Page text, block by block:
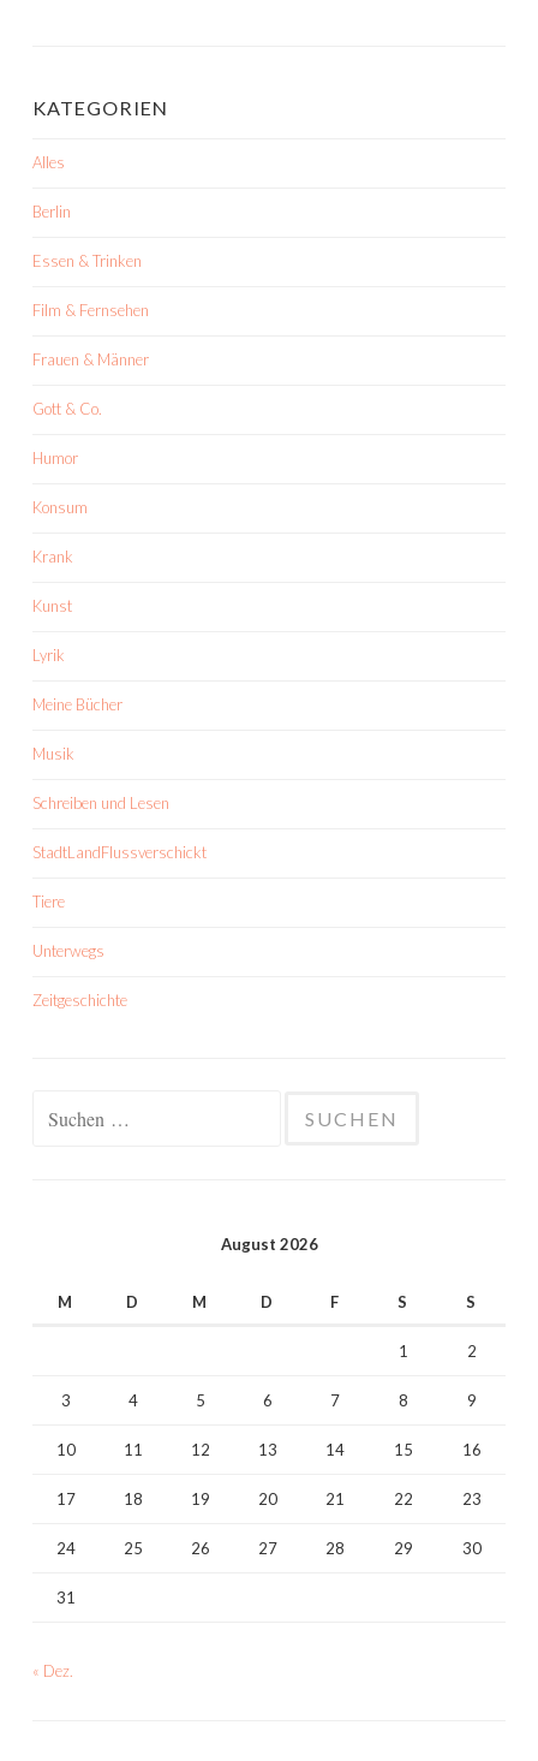
KATEGORIEN
Alles
Berlin
Essen & Trinken
Film & Fernsehen
Frauen & Männer
Gott & Co.
Humor
Konsum
Krank
Kunst
Lyrik
Meine Bücher
Musik
Schreiben und Lesen
StadtLandFlussverschickt
Tiere
Unterwegs
Zeitgeschichte
August 2026
M D M D F S S
1 2
3 4 5 6 7 8 9
10 11 12 13 14 15 16
17 18 19 20 21 22 23
24 25 26 27 28 29 30
31
« Dez.